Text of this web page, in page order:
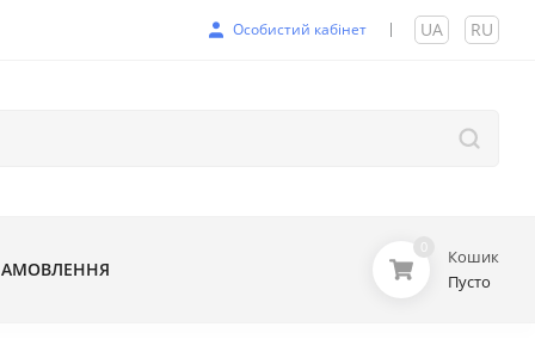
Особистий кабінет UA RU
0
Кошик
Пусто